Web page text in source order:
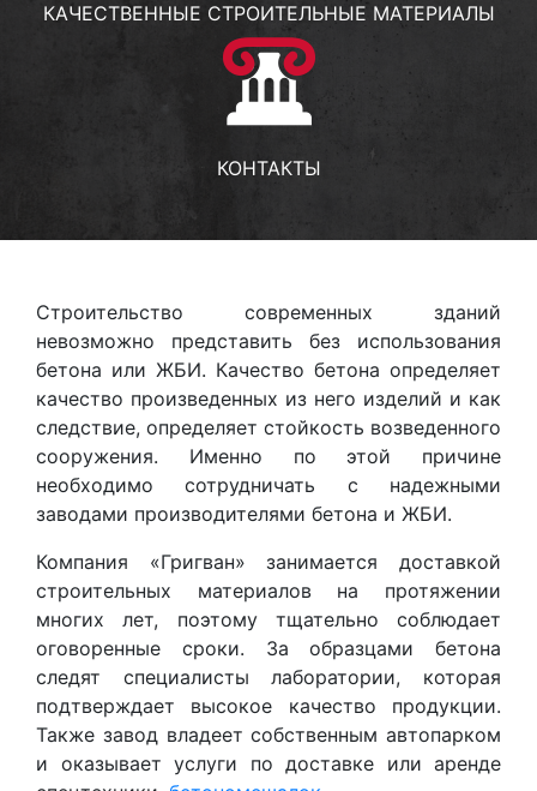
КАЧЕСТВЕННЫЕ СТРОИТЕЛЬНЫЕ МАТЕРИАЛЫ
КОНТАКТЫ
Строительство современных зданий
невозможно представить без использования
бетона или ЖБИ. Качество бетона определяет
качество произведенных из него изделий и как
следствие, определяет стойкость возведенного
сооружения. Именно по этой причине
необходимо сотрудничать с надежными
заводами производителями бетона и ЖБИ.
Компания «Григван» занимается доставкой
строительных материалов на протяжении
многих лет, поэтому тщательно соблюдает
оговоренные сроки. За образцами бетона
следят специалисты лаборатории, которая
подтверждает высокое качество продукции.
Также завод владеет собственным автопарком
и оказывает услуги по доставке или аренде